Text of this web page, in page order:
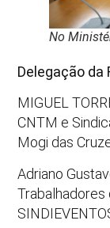
No
Delegação da
MIGUEL
CNTM e
Mogi das
Adriano
Trabalhadores